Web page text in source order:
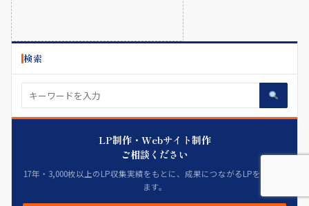
検索
LP制作・Webサイト制作
ご相談ください
17年・3,000枚以上のLP収集実績をもとに、成果につながるLPを制作し
ます。